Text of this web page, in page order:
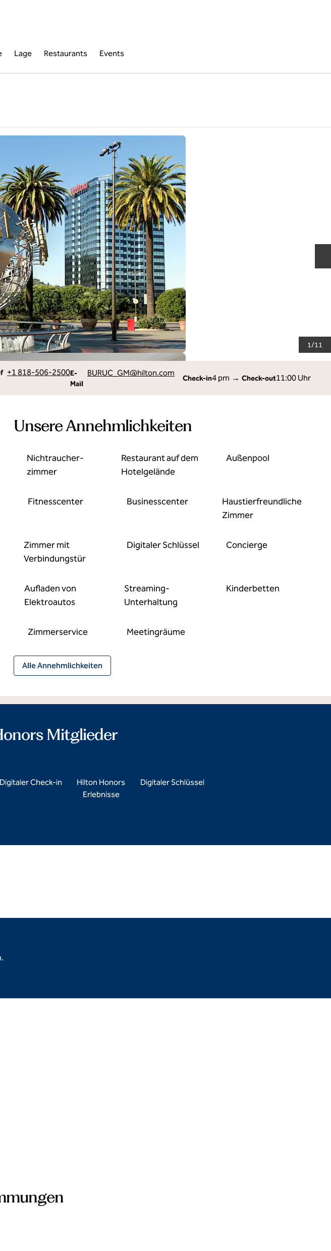
Lage Restaurants Events
1/11
+1 818-506-2500E-
Mail
EmailBURUC_GM@hilton.com
Check-in4 pm → Check-out11:00 Uhr
Unsere Annehmlichkeiten
Nichtraucher­
zimmer
Restaurant auf dem
Hotelgelände
Außenpool
Fitnesscenter Business­center
Haustier­freundliche
Zimmer
Zimmer mit
Verbindungstür
Digitaler Schlüssel Concierge
Aufladen von
Elektroautos
Streaming-
Unterhaltung
Kinderbetten
Zimmer­service Meeting­räume
Alle Annehmlichkeiten
Mitglieder
Check-in
Hilton Honors
Erlebnisse
Digitaler Schlüssel